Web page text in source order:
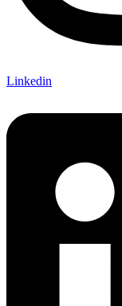
Linkedin